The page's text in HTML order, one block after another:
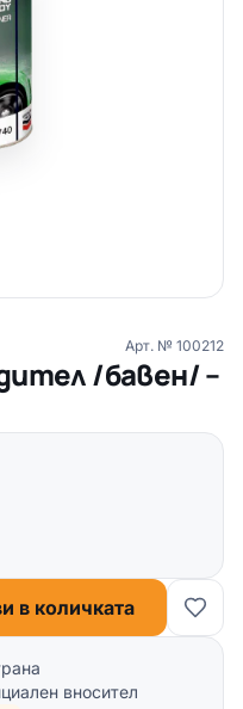
Арт. № 100212
/бавен/ –
в количката
вносител